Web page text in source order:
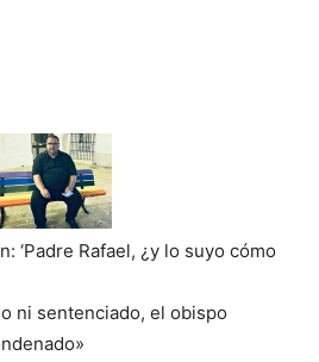
‘Padre Rafael, ¿y lo suyo cómo
ni sentenciado, el obispo